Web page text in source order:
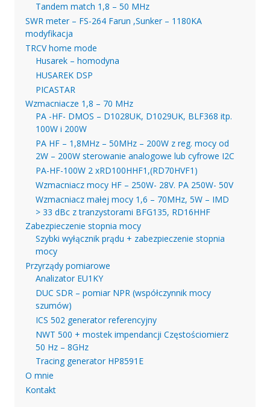
Tandem match 1,8 – 50 MHz
SWR meter – FS-264 Farun ,Sunker – 1180KA
modyfikacja
TRCV home mode
Husarek – homodyna
HUSAREK DSP
PICASTAR
Wzmacniacze 1,8 – 70 MHz
PA -HF- DMOS – D1028UK, D1029UK, BLF368 itp.
100W i 200W
PA HF – 1,8MHz – 50MHz – 200W z reg. mocy od
2W – 200W sterowanie analogowe lub cyfrowe I2C
PA-HF-100W 2 xRD100HHF1,(RD70HVF1)
Wzmacniacz mocy HF – 250W- 28V. PA 250W- 50V
Wzmacniacz małej mocy 1,6 – 70MHz, 5W – IMD
> 33 dBc z tranzystorami BFG135, RD16HHF
Zabezpieczenie stopnia mocy
Szybki wyłącznik prądu + zabezpieczenie stopnia
mocy
Przyrządy pomiarowe
Analizator EU1KY
DUC SDR – pomiar NPR (współczynnik mocy
szumów)
ICS 502 generator referencyjny
NWT 500 + mostek impendancji Częstościomierz
50 Hz – 8GHz
Tracing generator HP8591E
O mnie
Kontakt